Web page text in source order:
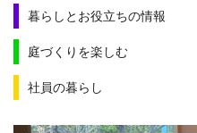
暮らしとお役立ちの情報
庭づくりを楽しむ
社員の暮らし